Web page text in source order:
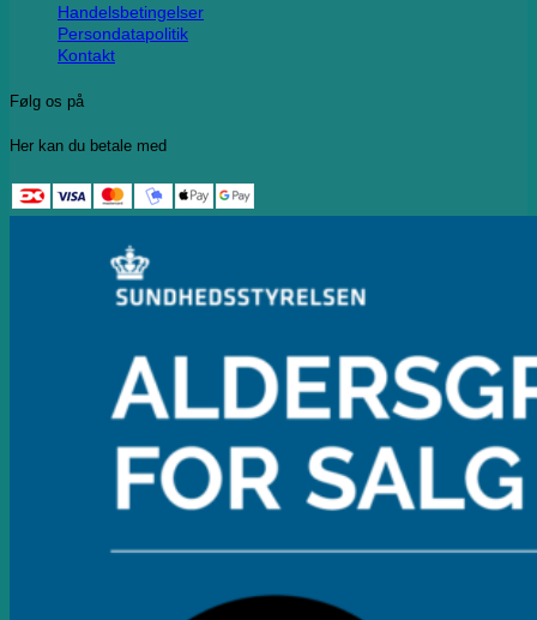
Handelsbetingelser
Persondatapolitik
Kontakt
Følg os på
Her kan du betale med